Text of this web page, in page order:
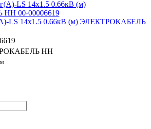
LS 14х1.5 0.66кВ (м) ЭЛЕКТРОКАБЕЛЬ
НН